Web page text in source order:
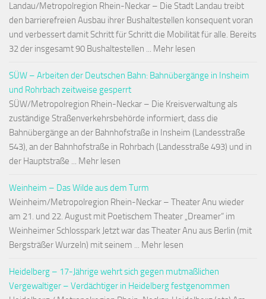
Landau/Metropolregion Rhein-Neckar – Die Stadt Landau treibt
den barrierefreien Ausbau ihrer Bushaltestellen konsequent voran
und verbessert damit Schritt für Schritt die Mobilität für alle. Bereits
32 der insgesamt 90 Bushaltestellen ... Mehr lesen
SÜW – Arbeiten der Deutschen Bahn: Bahnübergänge in Insheim
und Rohrbach zeitweise gesperrt
SÜW/Metropolregion Rhein-Neckar – Die Kreisverwaltung als
zuständige Straßenverkehrsbehörde informiert, dass die
Bahnübergänge an der Bahnhofstraße in Insheim (Landesstraße
543), an der Bahnhofstraße in Rohrbach (Landesstraße 493) und in
der Hauptstraße ... Mehr lesen
Weinheim – Das Wilde aus dem Turm
Weinheim/Metropolregion Rhein-Neckar – Theater Anu wieder
am 21. und 22. August mit Poetischem Theater „Dreamer“ im
Weinheimer Schlosspark Jetzt war das Theater Anu aus Berlin (mit
Bergsträßer Wurzeln) mit seinem ... Mehr lesen
Heidelberg – 17-Jährige wehrt sich gegen mutmaßlichen
Vergewaltiger – Verdächtiger in Heidelberg festgenommen